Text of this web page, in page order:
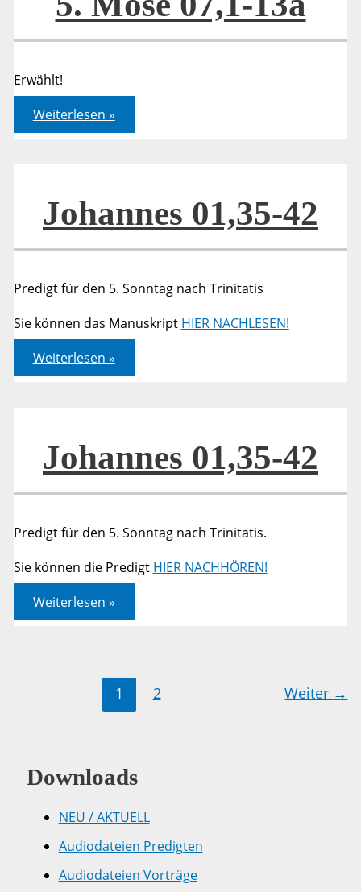
Erwählt!
5.
Mose
07,1-
Weiterlesen »
Johannes 01,35-42
Predigt für den 5. Sonntag nach Trinitatis
Sie können das Manuskript HIER NACHLESEN!
Johannes
01,35-
42
Weiterlesen »
Johannes 01,35-42
Predigt für den 5. Sonntag nach Trinitatis.
Sie können die Predigt HIER NACHHÖREN!
Johannes
01,35-
42
Weiterlesen »
1 2 Weiter →
Downloads
NEU / AKTUELL
Audiodateien Predigten
Audiodateien Vorträge